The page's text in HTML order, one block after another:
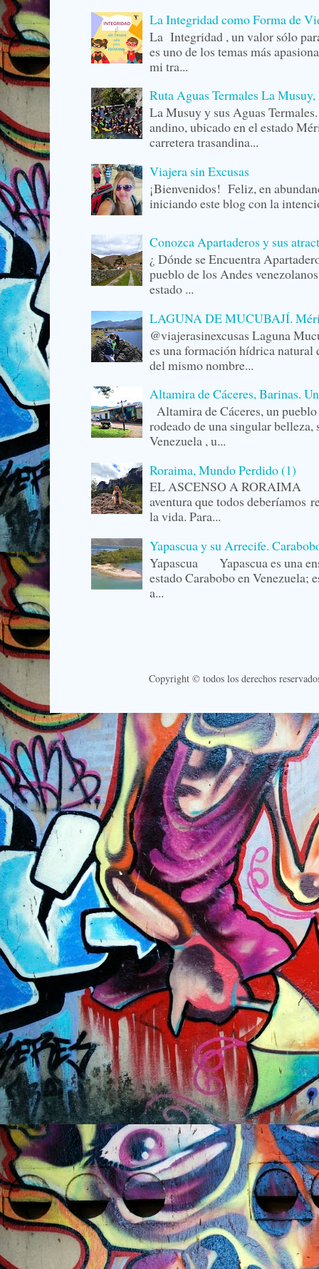
La Integridad como Forma de
La Integridad , un valor sólo
es uno de los temas más
mi tra...
Ruta Aguas Termales La
La Musuy y sus Aguas
andino, ubicado en el estado
carretera trasandina...
Viajera sin Excusas
¡Bienvenidos! Feliz, en
iniciando este blog con la
Conozca Apartaderos y sus
¿ Dónde se Encuentra
pueblo de los Andes
estado ...
LAGUNA DE MUCUBAJÍ.
@viajerasinexcusas Laguna
es una formación hídrica natural
del mismo nombre...
Altamira de Cáceres, Barinas.
Altamira de Cáceres, un
rodeado de una singular
Venezuela , u...
Roraima, Mundo Perdido (1)
EL ASCENSO A RORAIMA
aventura que todos deberíamos
la vida. Para...
Yapascua y su Arrecife.
Yapascua Yapascua es una
estado Carabobo en Venezuela;
a...
Copyright © todos los derechos